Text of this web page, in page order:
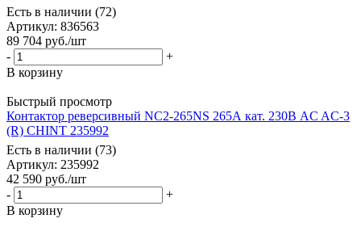
Есть в наличии (72)
Артикул: 836563
89 704 руб./шт
-
+
В корзину
Быстрый просмотр
Контактор реверсивный NC2-265NS 265А кат. 230В AC AC-3
(R) CHINT 235992
Есть в наличии (73)
Артикул: 235992
42 590 руб./шт
-
+
В корзину